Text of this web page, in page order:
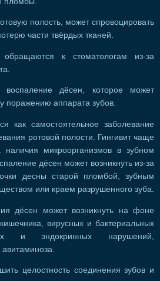
полость, может спровоцировать
части твёрдых тканей.
к стоматологам из-за
воспаление дёсен, которое может
поражению аппарата зубов.
как самостоятельное заболевание
ротовой полости. Гингивит чаще
наличия микроорганизмов в зубном
дёсен может возникнуть из-за
десны старой пломбой, зубным
или краем разрушенного зуба.
дёсен может возникнуть на фоне
вирусных и бактериальных
и эндокринных нарушений,
целостность соединения зубов и